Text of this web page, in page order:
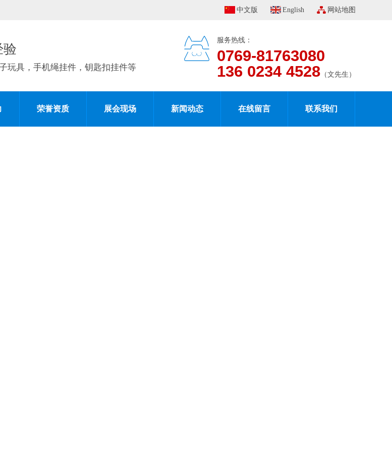
中文版 English 网站地图
验
玩具，手机绳挂件，钥匙扣挂件等
服务热线：
0769-81763080
136 0234 4528 （文先生）
荣誉资质 展会现场 新闻动态 在线留言 联系我们